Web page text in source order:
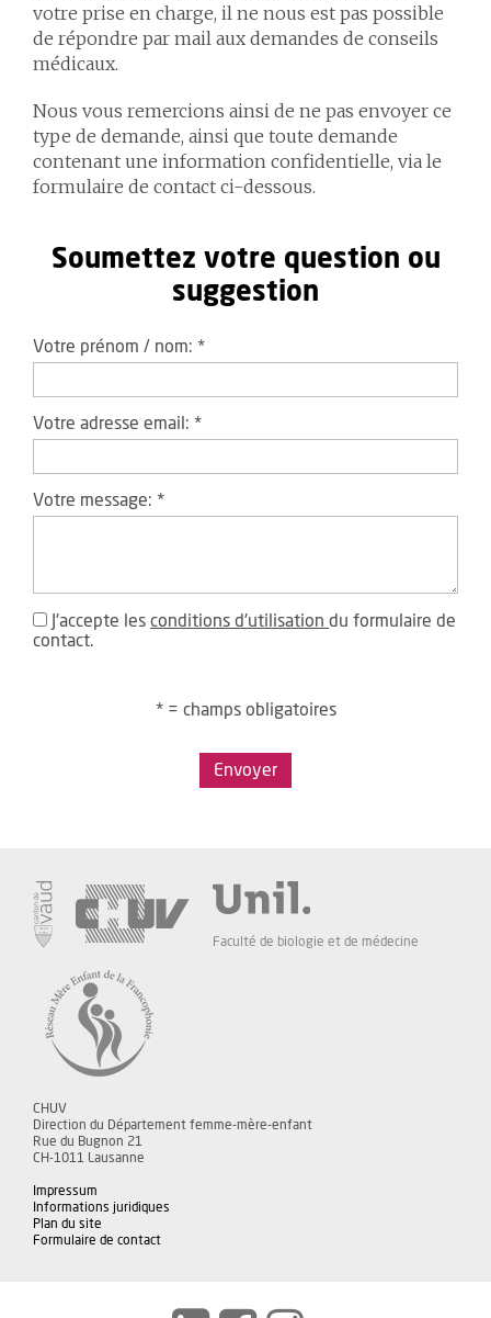
votre prise en charge, il ne nous est pas possible
de répondre par mail aux demandes de conseils
médicaux.
Nous vous remercions ainsi de ne pas envoyer ce
type de demande, ainsi que toute demande
contenant une information confidentielle, via le
formulaire de contact ci-dessous.
Soumettez votre question ou
suggestion
Votre prénom / nom: *
Votre adresse email: *
Votre message: *
J'accepte les conditions d'utilisation du formulaire de
contact.
* = champs obligatoires
Envoyer
Faculté de biologie et de médecine
CHUV
Direction du Département femme-mère-enfant
Rue du Bugnon 21
CH-1011 Lausanne
Impressum
Informations juridiques
Plan du site
Formulaire de contact